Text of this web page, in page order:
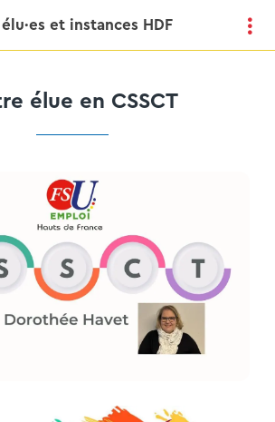
élu·es et instances HDF
élue en CSSCT